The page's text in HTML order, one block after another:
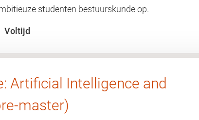
studenten bestuurskunde op.
Voltijd
Artificial Intelligence and
master)